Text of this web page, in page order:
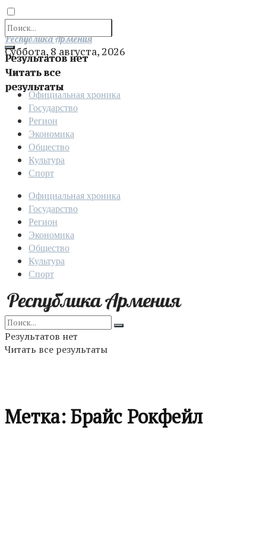
Результатов нет
Читать все
результаты
Отправить
Республика Армения
Суббота, 8 августа, 2026
Официальная хроника
Государство
Регион
Экономика
Общество
Культура
Спорт
Официальная хроника
Государство
Регион
Экономика
Общество
Культура
Спорт
Результатов нет
Читать все результаты
Метка:Брайс Рокфейл